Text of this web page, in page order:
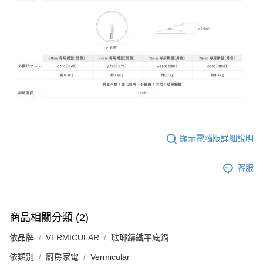
顯示電腦版詳細說明
客服
商品相關分類 (2)
依品牌 VERMICULAR 琺瑯鑄鐵平底鍋
依類別 廚房家電 Vermicular